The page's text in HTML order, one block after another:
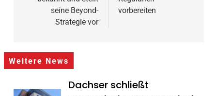
seine Beyond-
Strategie vor
vorbereiten
Weitere News
Dachser schließt